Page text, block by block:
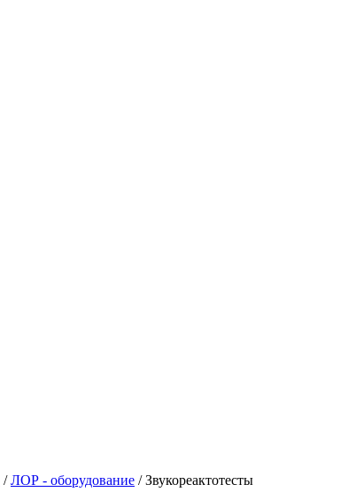
/ЛОР - оборудование /Звукореактотесты